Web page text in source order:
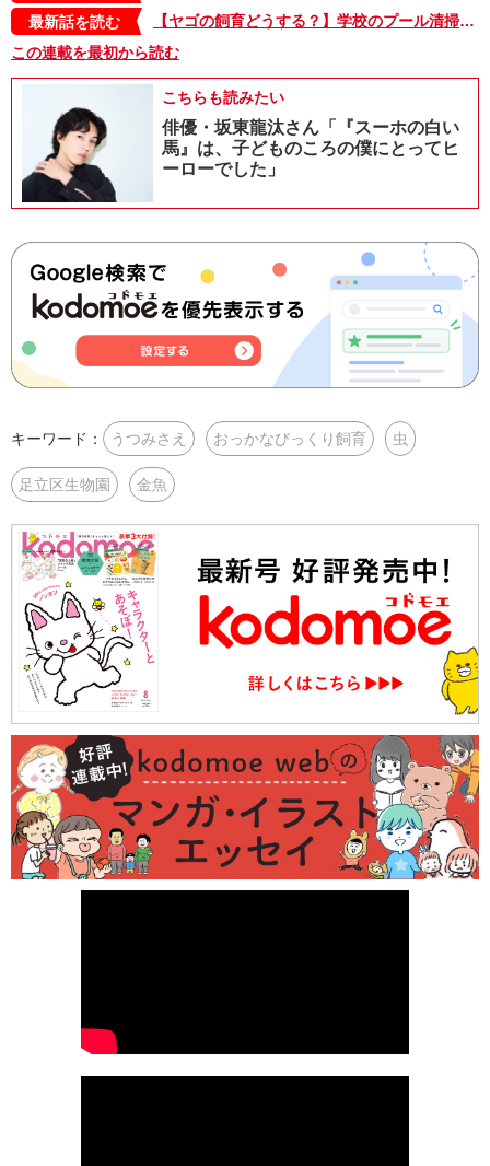
最新話を読む
【ヤゴの飼育どうする？】学校のプール清掃で、子どもがヤゴを持ち帰ってきた!? 虫苦手ママに贈る、おっかなびっくり飼育法
この連載を最初から読む
こちらも読みたい
俳優・坂東龍汰さん「『スーホの白い
馬』は、子どものころの僕にとってヒ
ーローでした」
キーワード： うつみさえ おっかなびっくり飼育 虫
足立区生物園 金魚